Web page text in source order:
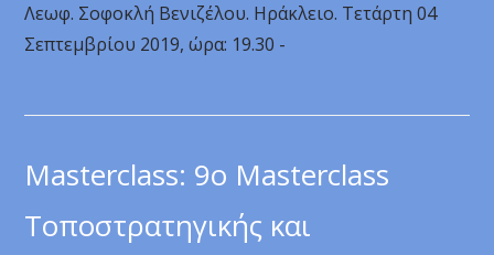
Λεωφ. Σοφοκλή Βενιζέλου. Ηράκλειο. Τετάρτη 04
Σεπτεμβρίου 2019, ώρα: 19.30 -
Masterclass: 9ο Masterclass
Τοποστρατηγικής και